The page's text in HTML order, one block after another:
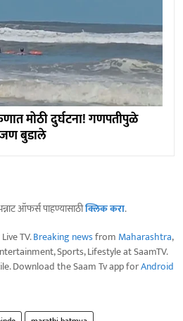
मोठी दुर्घटना! गणपतीपुळे
बुडाले
ऑफर्स पाहण्यासाठीक्लिक करा.
TV.Breaking newsfrom Maharashtra,
Sports, Lifestyle at SaamTV.
Download the Saam Tv app forAndroid